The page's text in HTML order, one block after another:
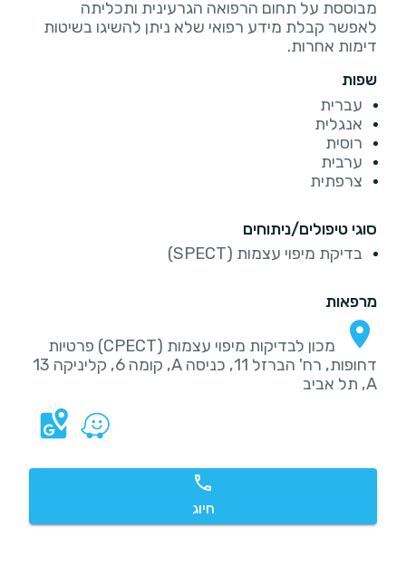
מבוססת על תחום הרפואה הגרעינית ותכליתה
לאפשר קבלת מידע רפואי שלא ניתן להשיגו בשיטות
דימות אחרות.
שפות
עברית
אנגלית
רוסית
ערבית
צרפתית
סוגי טיפולים/ניתוחים
בדיקת מיפוי עצמות (SPECT)
מרפאות
מכון לבדיקות מיפוי עצמות (CPECT) פרטיות
דחופות, רח' הברזל 11, כניסה A, קומה 6, קליניקה 13
A, תל אביב
חיוג